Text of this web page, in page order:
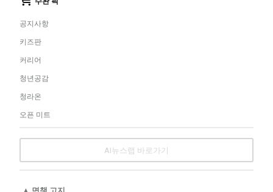
공지사항
키즈판
커리어
청년공감
청라온
오픈 미트
AI뉴스랩 바로가기